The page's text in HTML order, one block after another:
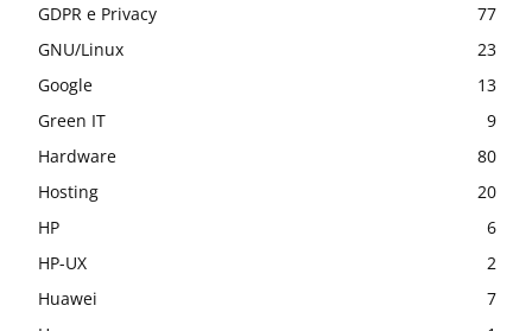
GDPR e Privacy
77
GNU/Linux
23
Google
13
Green IT
9
Hardware
80
Hosting
20
HP
6
HP-UX
2
Huawei
7